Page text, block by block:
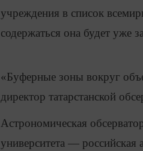
учреждения в список
содержаться она будет уже
«Буферные зоны вокруг
директор татарстанской
Астрономическая
университета — российская